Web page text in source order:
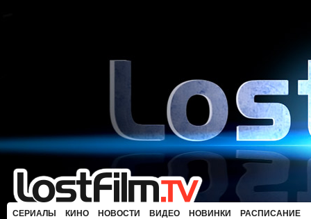
СЕРИАЛЫ КИНО НОВОСТИ ВИДЕО НОВИНКИ РАСПИСАНИЕ